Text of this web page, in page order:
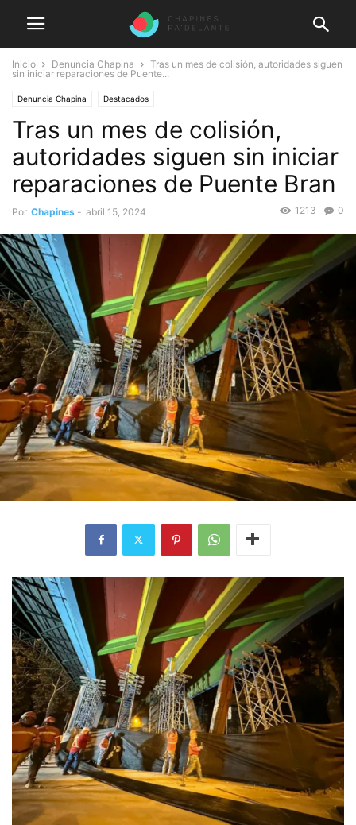
Inicio Denuncia Chapina
Tras un mes de colisión, autoridades siguen
sin iniciar reparaciones de Puente...
Denuncia Chapina Destacados
Tras un mes de colisión,
autoridades siguen sin iniciar
reparaciones de Puente Bran
Por Chapines - abril 15, 2024 0
1213